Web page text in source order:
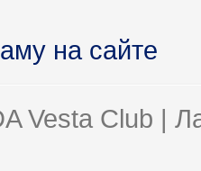
на сайте
Vesta Club |